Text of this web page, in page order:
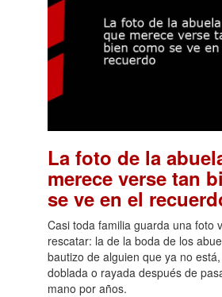
La foto de la
merece verse tan
se ve en el
Casi toda familia guarda una foto
rescatar: la de la boda de los
bautizo de alguien que ya no
doblada o rayada después de
mano por años.